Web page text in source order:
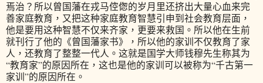
焉治？所以曾国藩在戎马倥偬的岁月里还挤出大量心血来完
善家庭教育，又把这种家庭教育智慧引申到社会教育层面，
他是要用这种智慧不仅来齐家，更要来救国。所以他在生前
就刊行了他的《曾国藩家书》，所以他的家训不仅教育了家
人，还教育了整整一代人。这就是国学大师钱穆先生称其为
“教育家”的原因所在，这也是他的家训可以被称为“千古第一
家训”的原因所在。